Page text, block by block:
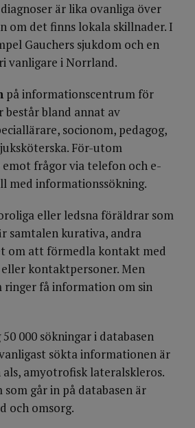
är lika ovanliga över
om det finns lokala skillnader. I
Gauchers sjukdom och en
vanligare i Norrland.
på informationscentrum för
består bland annat av
socionom, pedagog,
För-utom
frågor via telefon och e-
med informationssökning.
eller ledsna föräldrar som
samtalen kurativa, andra
om att förmedla kontakt med
kontaktpersoner. Men
ringer få information om sin
000 sökningar i databasen
sökta informationen är
als, amyotrofisk lateralskleros.
går in på databasen är
och omsorg.